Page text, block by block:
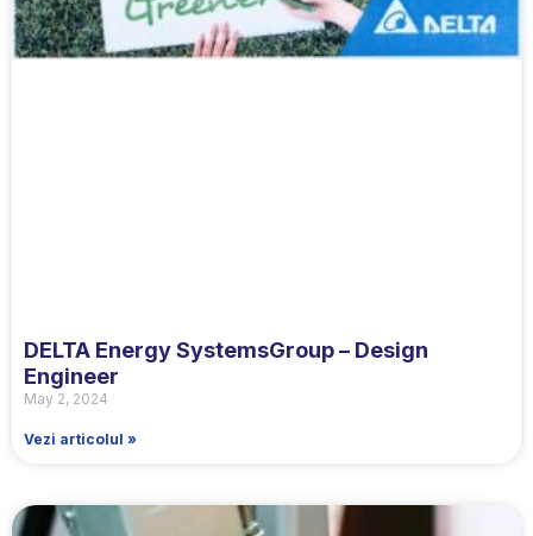
DELTA Energy SystemsGroup – Design
Engineer
May 2, 2024
Vezi articolul »